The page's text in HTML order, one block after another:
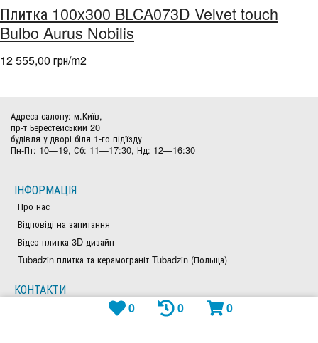
Плитка 100x300 BLCA073D Velvet touch
Bulbo Aurus Nobilis
12 555,00 грн/m2
Адреса салону: м.Київ,
пр-т Берестейський 20
будівля у дворі біля 1-го під'їзду
Пн-Пт: 10—19, Сб: 11—17:30, Нд: 12—16:30
ІНФОРМАЦІЯ
Про нас
Відповіді на запитання
Відео плитка 3D дизайн
Tubadzin плитка та керамограніт Tubadzin (Польща)
КОНТАКТИ
0 0 0